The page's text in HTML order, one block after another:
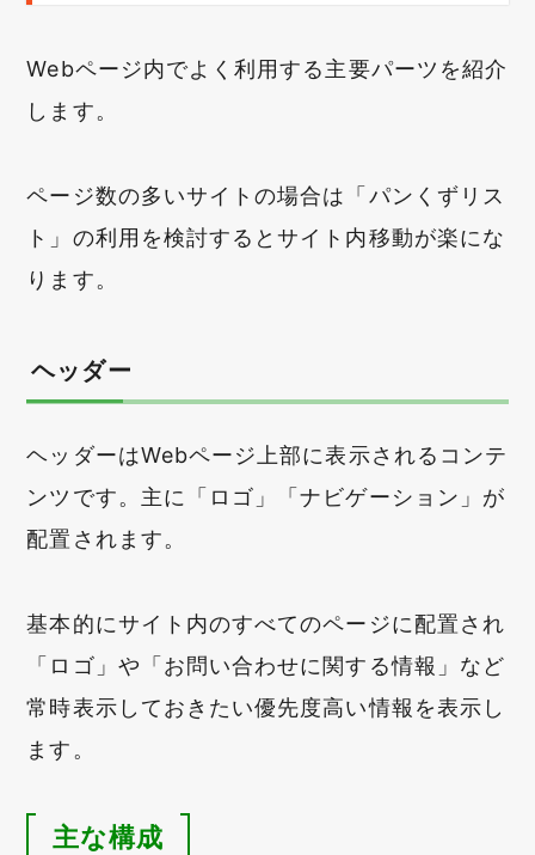
Webページ内でよく利用する主要パーツを紹介
します。
ページ数の多いサイトの場合は「パンくずリス
ト」の利用を検討するとサイト内移動が楽にな
ります。
ヘッダー
ヘッダーはWebページ上部に表示されるコンテ
ンツです。主に「ロゴ」「ナビゲーション」が
配置されます。
基本的にサイト内のすべてのページに配置され
「ロゴ」や「お問い合わせに関する情報」など
常時表示しておきたい優先度高い情報を表示し
ます。
主な構成